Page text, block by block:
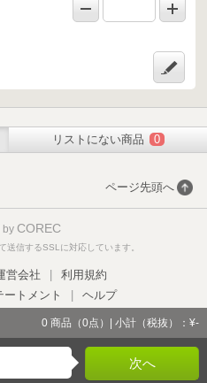
リストにない商品 0
0 商品（0点）|小計（税抜）：¥-
次へ
ページ先頭へ
by COREC
送信するSSLに対応しています。
営会社
利用規約
トメント
ヘルプ